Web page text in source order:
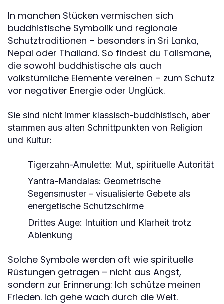
In manchen Stücken vermischen sich
buddhistische Symbolik und regionale
Schutztraditionen – besonders in Sri Lanka,
Nepal oder Thailand. So findest du Talismane,
die sowohl buddhistische als auch
volkstümliche Elemente vereinen – zum Schutz
vor negativer Energie oder Unglück.
Sie sind nicht immer klassisch-buddhistisch, aber
stammen aus alten Schnittpunkten von Religion
und Kultur:
Tigerzahn-Amulette: Mut, spirituelle Autorität
Yantra-Mandalas: Geometrische
Segensmuster – visualisierte Gebete als
energetische Schutzschirme
Drittes Auge: Intuition und Klarheit trotz
Ablenkung
Solche Symbole werden oft wie spirituelle
Rüstungen getragen – nicht aus Angst,
sondern zur Erinnerung: Ich schütze meinen
Frieden. Ich gehe wach durch die Welt.